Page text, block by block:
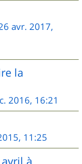
avr. 2017,
la
2016, 16:21
11:25
avril à